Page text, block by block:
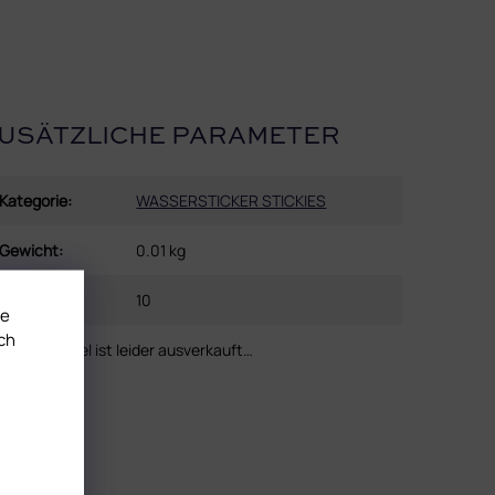
PARAMETER
Kategorie: WASSERSTICKER STICKIES
Gewicht: 0.01 kg
10
Dieser Artikel ist leider ausverkauft…